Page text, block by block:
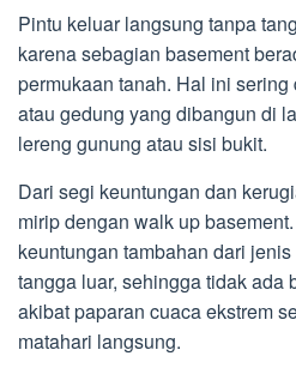
Pintu keluar langsung tanpa
karena sebagian basement
permukaan tanah. Hal ini
atau gedung yang dibangun di
lereng gunung atau sisi bukit.
Dari segi keuntungan dan
mirip dengan walk up
keuntungan tambahan dari
tangga luar, sehingga tidak ada
akibat paparan cuaca ekstrem
matahari langsung.